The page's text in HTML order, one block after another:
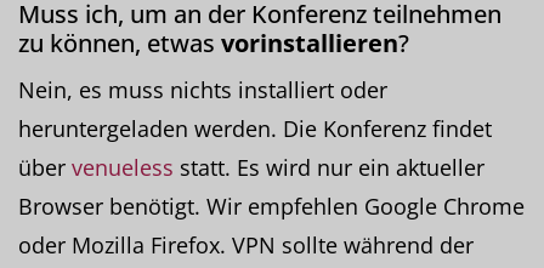
Muss ich, um an der Konferenz teilnehmen
zu können, etwas vorinstallieren?
Nein, es muss nichts installiert oder
heruntergeladen werden. Die Konferenz findet
über venueless statt. Es wird nur ein aktueller
Browser benötigt. Wir empfehlen Google Chrome
oder Mozilla Firefox. VPN sollte während der